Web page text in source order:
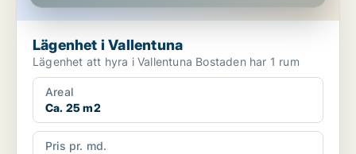
Lägenhet i Vallentuna
Lägenhet att hyra i Vallentuna Bostaden har 1 rum
Areal
Ca. 25 m2
Pris pr. md.